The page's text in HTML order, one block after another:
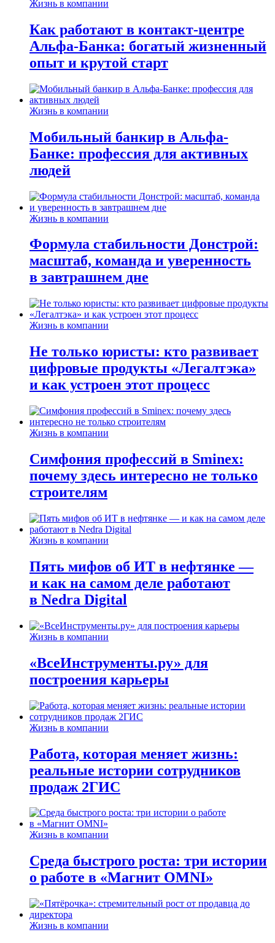
Жизнь в компании
Как работают в контакт-центре
Альфа-Банка: богатый жизненный
опыт и крутой старт
Жизнь в компании
Мобильный банкир в Альфа-
Банке: профессия для активных
людей
Жизнь в компании
Формула стабильности Донстрой:
масштаб, команда и уверенность
в завтрашнем дне
Жизнь в компании
Не только юристы: кто развивает
цифровые продукты «Легалтэка»
и как устроен этот процесс
Жизнь в компании
Симфония профессий в Sminex:
почему здесь интересно не только
строителям
Жизнь в компании
Пять мифов об ИТ в нефтянке —
и как на самом деле работают
в Nedra Digital
Жизнь в компании
«ВсеИнструменты.ру» для
построения карьеры
Жизнь в компании
Работа, которая меняет жизнь:
реальные истории сотрудников
продаж 2ГИС
Жизнь в компании
Среда быстрого роста: три истории
о работе в «Магнит OMNI»
Жизнь в компании